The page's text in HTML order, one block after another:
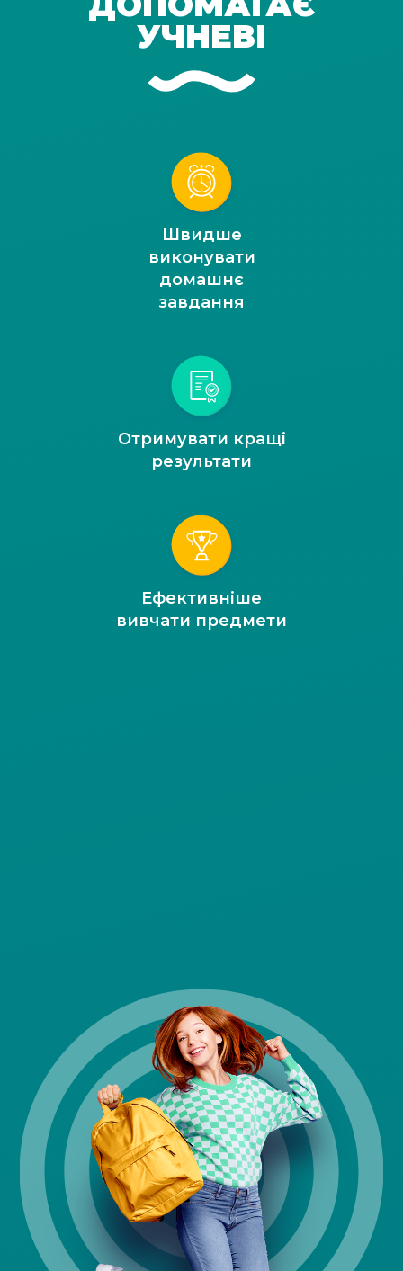
УЧНЕВІ
Швидше
виконувати
домашнє
завдання
Отримувати кращі
результати
Ефективніше
вивчати предмети